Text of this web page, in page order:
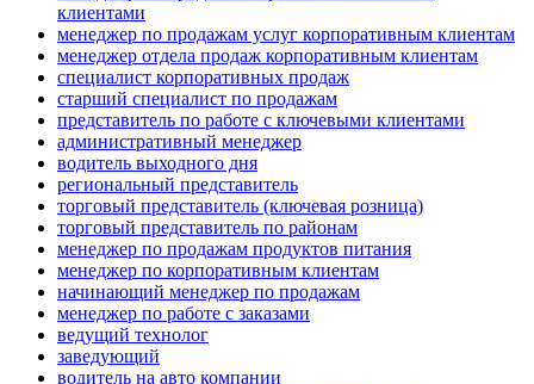
клиентами
менеджер по продажам услуг корпоративным клиентам
менеджер отдела продаж корпоративным клиентам
специалист корпоративных продаж
старший специалист по продажам
представитель по работе с ключевыми клиентами
административный менеджер
водитель выходного дня
региональный представитель
торговый представитель (ключевая розница)
торговый представитель по районам
менеджер по продажам продуктов питания
менеджер по корпоративным клиентам
начинающий менеджер по продажам
менеджер по работе с заказами
ведущий технолог
заведующий
водитель на авто компании